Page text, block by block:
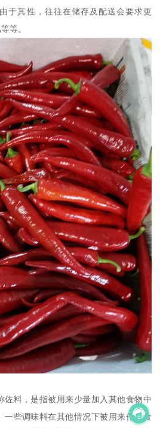
于其性，往往在储存及配送会要求更
等。
佐料，是指被用来少量加入其他食物中
一些调味料在其他情况下被用来作主食